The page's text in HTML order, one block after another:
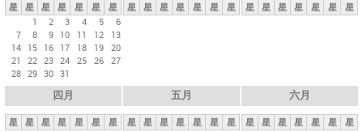
星 星 星 星 星 星
星
1
2 3 4 5
6
7
8 9 10 11 12
13
14 15 16 17 18 19 20
21
22 23 24 25 26 27
28 29 30 31
星 星 星 星 星 星 星 星 星 星 星 星 星 星
四月
星 星 星 星 星 星 星
五月
星 星 星 星 星 星 星
六月
星 星 星 星 星 星 星